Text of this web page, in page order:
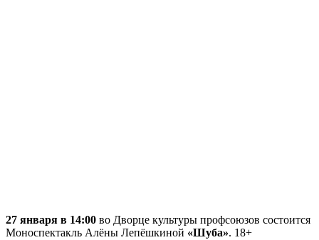
27 января в 14:00 во Дворце культуры профсоюзов состоится
Моноспектакль Алёны Лепёшкиной «Шуба». 18+